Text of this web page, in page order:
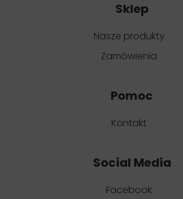
Sklep
Nasze produkty
Zamówienia
Pomoc
Kontakt
Social Media
Facebook